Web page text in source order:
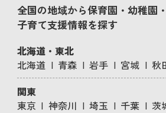
全国の地域から保育園・幼稚園
子育て支援情報を探す
北海道・東北
北海道
青森 岩手 宮城 秋
関東
東京
神奈川 埼玉 千葉 茨